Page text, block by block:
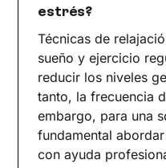
estrés?
Técnicas de
sueño y ejercicio
reducir los niveles
tanto, la frecuencia
embargo, para una
fundamental
con ayuda